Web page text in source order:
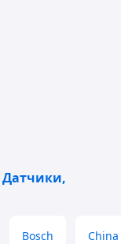
Датчики,
Bosch China